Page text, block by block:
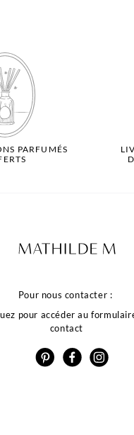
PARFUMÉS
Pour nous contacter :
pour accéder au
contact